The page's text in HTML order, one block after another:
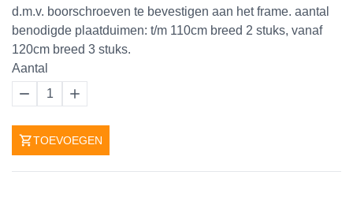
d.m.v. boorschroeven te bevestigen aan het frame. aantal
benodigde plaatduimen: t/m 110cm breed 2 stuks, vanaf
120cm breed 3 stuks.
Aantal
1
TOEVOEGEN